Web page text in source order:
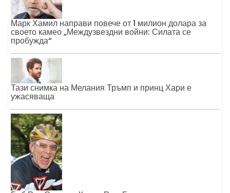
Марк Хамил направи повече от 1 милион долара за
своето камео „Междузвездни войни: Силата се
пробужда“
Тази снимка на Мелания Тръмп и принц Хари е
ужасяваща